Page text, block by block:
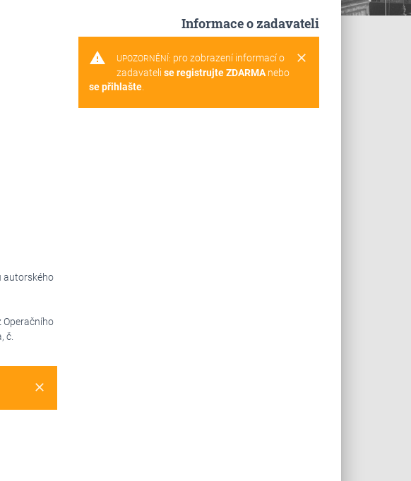
autorského
Operačního
č.
clear
Informace o zadavateli
warning clear
UPOZORNĚNÍ: pro zobrazení informací o
zadavateli se registrujte ZDARMAnebo
se přihlašte.